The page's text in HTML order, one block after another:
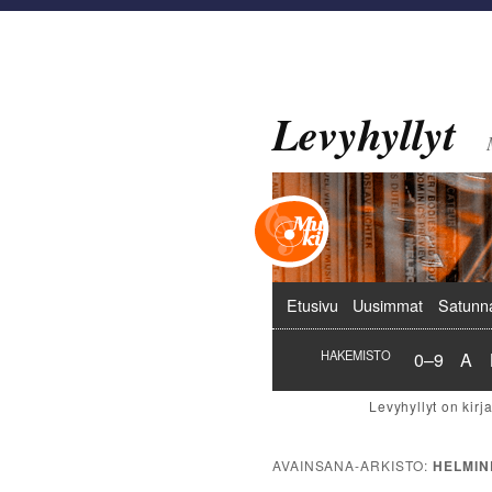
Levyhyllyt
Päävalikko
Etusivu Uusimmat
HAKEMISTO 0–9 A
AVAINSANA-ARKISTO: